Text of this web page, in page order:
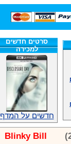
סרטים חדשים
למכירה
חדשים על המדף
Blinky Bill